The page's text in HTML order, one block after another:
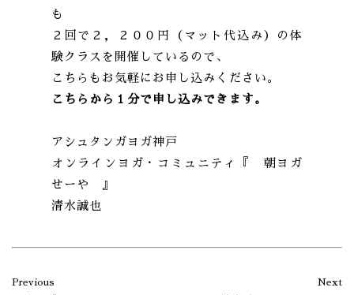
も
２回で２，２００円（マット代込み）の体
験クラスを開催しているので、
こちらもお気軽にお申し込みください。
こちらから１分で申し込みできます。
アシュタンガヨガ神戸
オンラインヨガ・コミュニティ『 朝ヨガ
せーや 』
清水誠也
Previous Next